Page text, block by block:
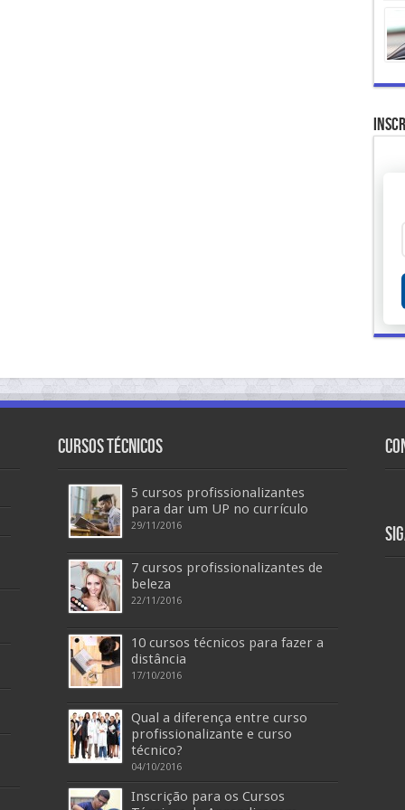
Cursos Técnicos
5 cursos profissionalizantes
para dar um UP no currículo
29/11/2016
7 cursos profissionalizantes de
beleza
22/11/2016
10 cursos técnicos para fazer a
distância
17/10/2016
Qual a diferença entre curso
profissionalizante e curso
técnico?
04/10/2016
Inscrição para os Cursos